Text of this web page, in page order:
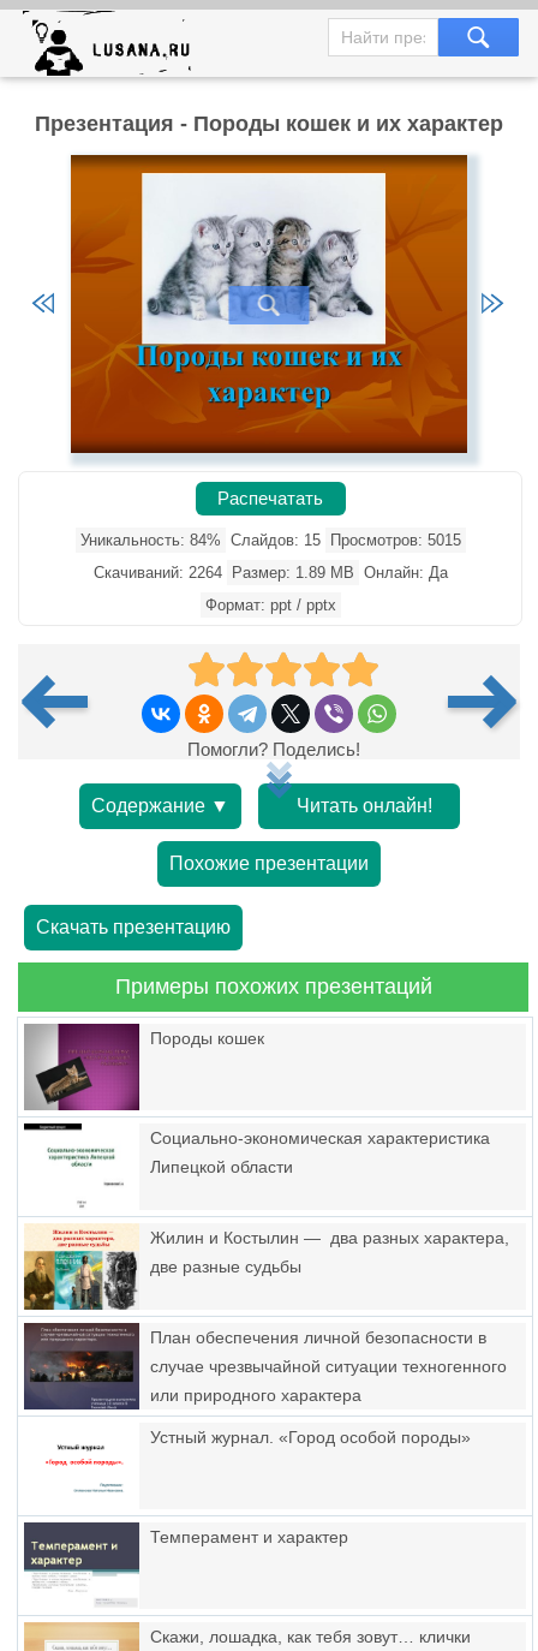
Презентация - Породы кошек и их характер
Распечатать
Уникальность: 84% Слайдов: 15
Просмотров: 5015
Скачиваний: 2264
Размер: 1.89 MB Онлайн: Да
Формат: ppt / pptx
Помогли? Поделись!
Содержание ▼ Читать онлайн!
Похожие презентации
Скачать презентацию
Примеры похожих презентаций
Породы кошек
Социально-экономическая характеристика
Липецкой области
Жилин и Костылин — два разных характера,
две разные судьбы
План обеспечения личной безопасности в
случае чрезвычайной ситуации техногенного
или природного характера
Устный журнал. «Город особой породы»
Темперамент и характер
Скажи, лошадка, как тебя зовут… клички